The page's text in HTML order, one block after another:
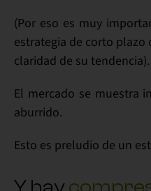
(Por eso es muy
estrategia de corto plazo
claridad de su tendencia).
El mercado se muestra
aburrido.
Esto es preludio de un